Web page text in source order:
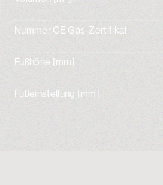
Nummer CE Gas-Zertifikat
Fußhöhe [mm]
Fußeinstellung [mm]